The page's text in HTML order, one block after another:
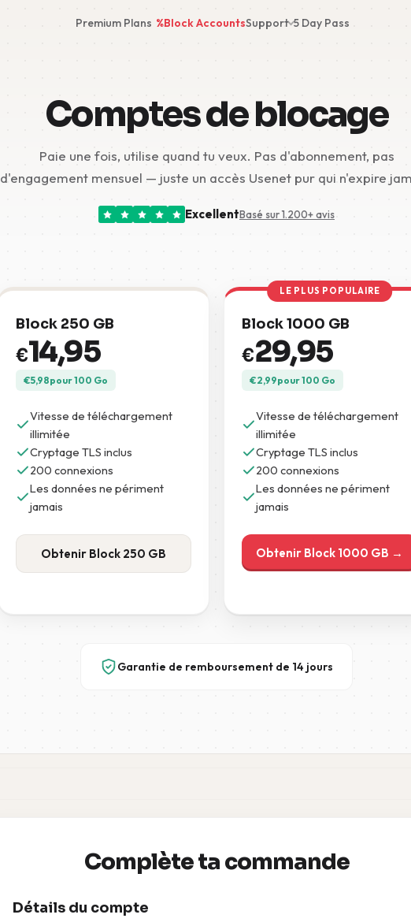
Premium Plans %Block AccountsSupport 5 Day Pass
Comptes de blocage
Paie une fois, utilise quand tu veux. Pas d'abonnement, pas
d'engagement mensuel — juste un accès Usenet pur qui n'expire
ExcellentBasé sur 1.200+ avis
Block 250 GB
€14,95
€5,98pour 100 Go
Vitesse de téléchargement
illimitée
Cryptage TLS inclus
200 connexions
Les données ne périment
jamais
Obtenir Block 250 GB
LE PLUS POPULAIRE
Block 1000 GB
€29,95
€2,99pour 100 Go
Vitesse de téléchargement
illimitée
Cryptage TLS inclus
200 connexions
Les données ne périment
jamais
Obtenir Block 1000 GB →
Garantie de remboursement de 14 jours
Complète ta commande
Détails du compte